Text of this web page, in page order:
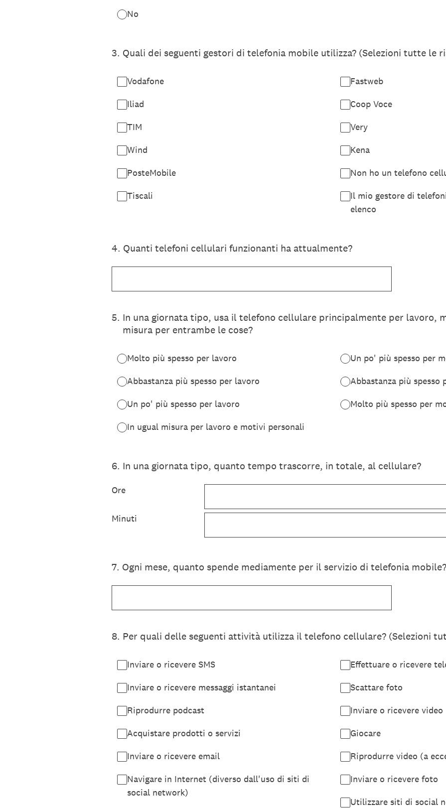
No
3. Quali dei seguenti gestori di telefonia mobile utilizza? (Selezioni tutte le
Vodafone
Iliad
TIM
Wind
PosteMobile
Tiscali
Fastweb
Coop Voce
Very
Kena
Non ho un telefono
Il mio gestore di
elenco
4. Quanti telefoni cellulari funzionanti ha attualmente?
5. In una giornata tipo, usa il telefono cellulare principalmente per lavoro,
misura per entrambe le cose?
Molto più spesso per lavoro
Abbastanza più spesso per lavoro
Un po' più spesso per lavoro
In ugual misura per lavoro e motivi personali
Un po' più spesso per
Abbastanza più
Molto più spesso per
6. In una giornata tipo, quanto tempo trascorre, in totale, al cellulare?
Ore
Minuti
7. Ogni mese, quanto spende mediamente per il servizio di telefonia mobile?
8. Per quali delle seguenti attività utilizza il telefono cellulare? (Selezioni
Inviare o ricevere SMS
Inviare o ricevere messaggi istantanei
Riprodurre podcast
Acquistare prodotti o servizi
Inviare o ricevere email
Navigare in Internet (diverso dall'uso di siti di
social network)
Effettuare o ricevere
Scattare foto
Inviare o ricevere video
Giocare
Riprodurre video (a
Inviare o ricevere foto
Utilizzare siti di social